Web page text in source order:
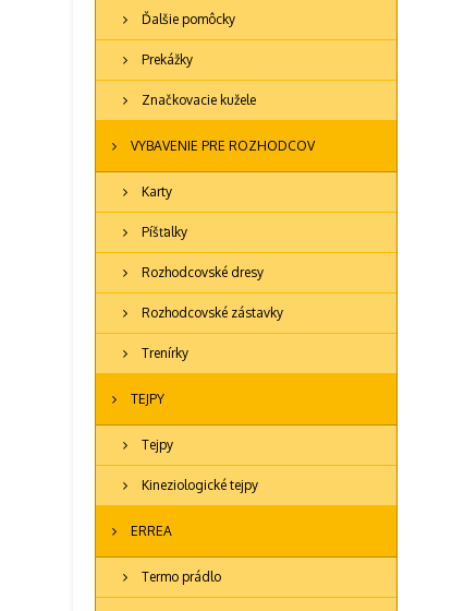
Ďalšie pomôcky
Prekážky
Značkovacie kužele
VYBAVENIE PRE ROZHODCOV
Karty
Píšťalky
Rozhodcovské dresy
Rozhodcovské zástavky
Trenírky
TEJPY
Tejpy
Kineziologické tejpy
ERREA
Termo prádlo